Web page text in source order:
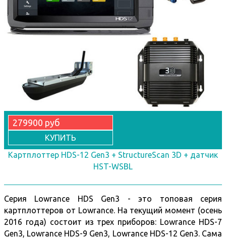
279900 руб
КУПИТЬ
Картплоттер HDS-12 Gen3 + StructureScan 3D + датчик
HST-WSBL
Серия Lowrance HDS Gen3 - это топовая серия
картплоттеров от Lowrance. На текущий момент (осень
2016 года) состоит из трех приборов: Lowrance HDS-7
Gen3, Lowrance HDS-9 Gen3, Lowrance HDS-12 Gen3. Cама